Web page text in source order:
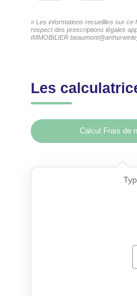
« Les informations recueillies sur ce
respect des prescriptions légales
IMMOBILIER
Les
Calcul Frais de